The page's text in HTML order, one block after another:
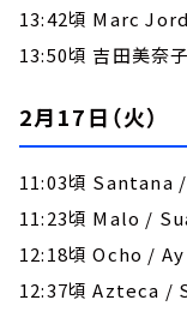
13:42頃 Marc
13:50頃 吉田美奈
2月17日（火）
11:03頃 Santana
11:23頃 Malo /
12:18頃 Ocho /
12:37頃 Azteca /